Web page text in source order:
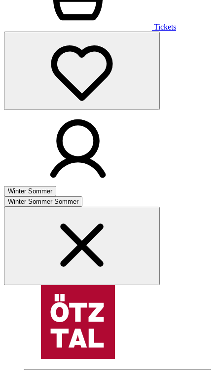
Tickets
Winter Sommer
Winter Sommer Sommer